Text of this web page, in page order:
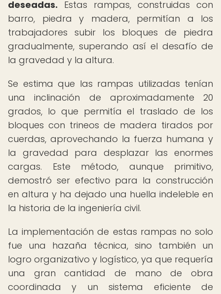
deseadas. Estas rampas, construidas con
barro, piedra y madera, permitían a los
trabajadores subir los bloques de piedra
gradualmente, superando así el desafío de
la gravedad y la altura.
Se estima que las rampas utilizadas tenían
una inclinación de aproximadamente 20
grados, lo que permitía el traslado de los
bloques con trineos de madera tirados por
cuerdas, aprovechando la fuerza humana y
la gravedad para desplazar las enormes
cargas. Este método, aunque primitivo,
demostró ser efectivo para la construcción
en altura y ha dejado una huella indeleble en
la historia de la ingeniería civil.
La implementación de estas rampas no solo
fue una hazaña técnica, sino también un
logro organizativo y logístico, ya que requería
una gran cantidad de mano de obra
coordinada y un sistema eficiente de